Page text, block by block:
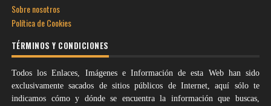
Sobre nosotros
Política de Cookies
TÉRMINOS Y CONDICIONES
Todos los Enlaces, Imágenes e Información de esta Web han sido
exclusivamente sacados de sitios públicos de Internet, aquí sólo te
indicamos cómo y dónde se encuentra la información que buscas,